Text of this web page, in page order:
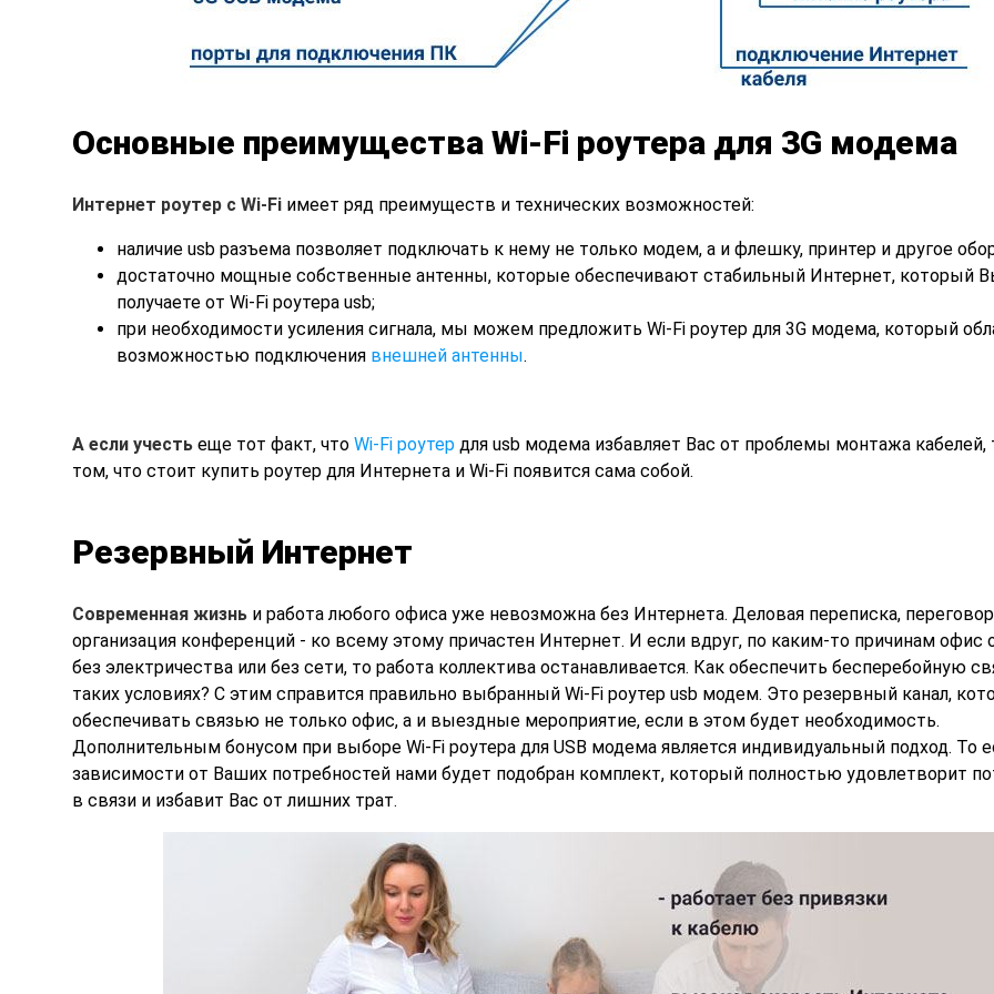
Основные преимущества Wi-Fi роутера для 3G модема
Интернет роутер с Wi-Fiимеет ряд преимуществ и технических возможностей:
наличие usb разъема позволяет подключать к нему не только модем, а и флешку, принтер и другое
достаточно мощные собственные антенны, которые обеспечивают стабильный Интернет, который
получаете от Wi-Fi роутера usb;
при необходимости усиления сигнала, мы можем предложить Wi-Fi роутер для 3G модема, который
возможностью подключения внешней антенны.
А если учестьеще тот факт, что Wi-Fi роутердля usb модема избавляет Вас от проблемы монтажа
том, что стоит купить роутер для Интернета и Wi-Fi появится сама собой.
Резервный Интернет
Современная жизньи работа любого офиса уже невозможна без Интернета. Деловая переписка,
организация конференций - ко всему этому причастен Интернет. И если вдруг, по каким-то причинам офис
без электричества или без сети, то работа коллектива останавливается. Как обеспечить бесперебойную
таких условиях? С этим справится правильно выбранный Wi-Fi роутер usb модем. Это резервный канал,
обеспечивать связью не только офис, а и выездные мероприятие, если в этом будет необходимость.
Дополнительным бонусом при выборе Wi-Fi роутера для USB модема является индивидуальный подход. То
зависимости от Ваших потребностей нами будет подобран комплект, который полностью удовлетворит
в связи и избавит Вас от лишних трат.